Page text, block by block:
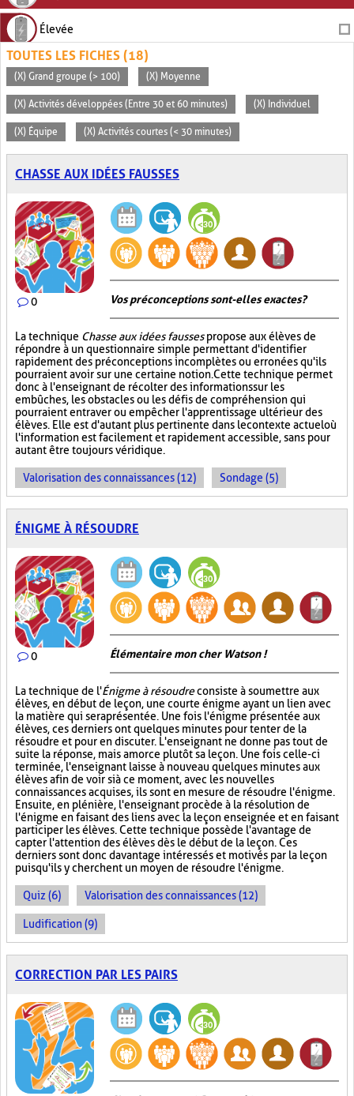
Élevée
TOUTES LES FICHES (18)
(X) Grand groupe (> 100) (X) Moyenne
(X) Activités développées (Entre 30 et 60 minutes) (X) Individuel
(X) Équipe (X) Activités courtes (< 30 minutes)
CHASSE AUX IDÉES FAUSSES
0 Vos préconceptions sont-elles exactes ?
La technique Chasse aux idées faussespropose aux élèves de
répondre à un questionnaire simple permettant d'identifier
rapidement des préconceptions incomplètes ou erronées qu'ils
pourraient avoir sur une certaine notion. Cette technique permet
donc à l'enseignant de récolter des informations sur les
embûches, les obstacles ou les défis de compréhension qui
pourraient entraver ou empêcher l'apprentissage ultérieur des
élèves. Elle est d'autant plus pertinente dans le contexte actuel où
l'information est facilement et rapidement accessible, sans pour
autant être toujours véridique.
Valorisation des connaissances (12) Sondage (5)
ÉNIGME À RÉSOUDRE
0 Élémentaire mon cher Watson !
La technique de l'Énigme à résoudreconsiste à soumettre aux
élèves, en début de leçon, une courte énigme ayant un lien avec
la matière qui sera présentée. Une fois l'énigme présentée aux
élèves, ces derniers ont quelques minutes pour tenter de la
résoudre et pour en discuter. L'enseignant ne donne pas tout de
suite la réponse, mais amorce plutôt sa leçon. Une fois celle-ci
terminée, l'enseignant laisse à nouveau quelques minutes aux
élèves afin de voir si à ce moment, avec les nouvelles
connaissances acquises, ils sont en mesure de résoudre l'énigme.
Ensuite, en plénière, l'enseignant procède à la résolution de
l'énigme en faisant des liens avec la leçon enseignée et en faisant
participer les élèves. Cette technique possède l'avantage de
capter l'attention des élèves dès le début de la leçon. Ces
derniers sont donc davantage intéressés et motivés par la leçon
puisqu'ils y cherchent un moyen de résoudre l'énigme.
Quiz (6) Valorisation des connaissances (12)
Ludification (9)
CORRECTION PAR LES PAIRS